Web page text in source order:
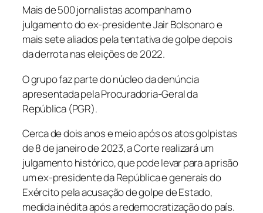
Mais de 500 jornalistas acompanham o
julgamento do ex-presidente Jair Bolsonaro e
mais sete aliados pela tentativa de golpe depois
da derrota nas eleições de 2022.
O grupo faz parte do núcleo da denúncia
apresentada pela Procuradoria-Geral da
República (PGR).
Cerca de dois anos e meio após os atos golpistas
de 8 de janeiro de 2023, a Corte realizará um
julgamento histórico, que pode levar para a prisão
um ex-presidente da República e generais do
Exército pela acusação de golpe de Estado,
medida inédita após a redemocratização do país.